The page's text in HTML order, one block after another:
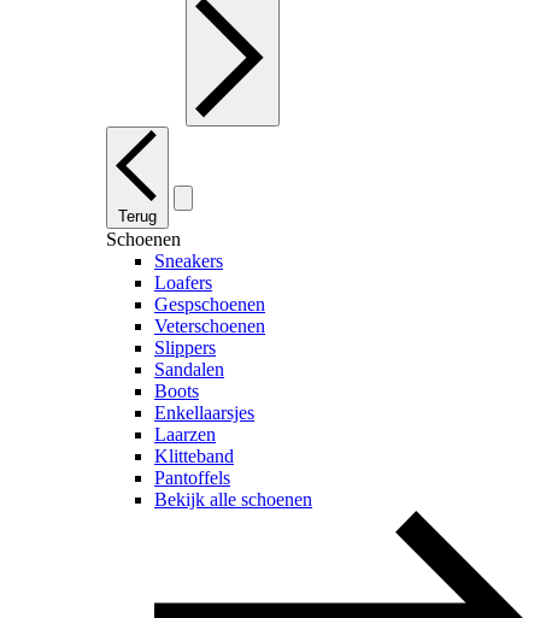
Terug
Schoenen
Sneakers
Loafers
Gespschoenen
Veterschoenen
Slippers
Sandalen
Boots
Enkellaarsjes
Laarzen
Klitteband
Pantoffels
Bekijk alle schoenen